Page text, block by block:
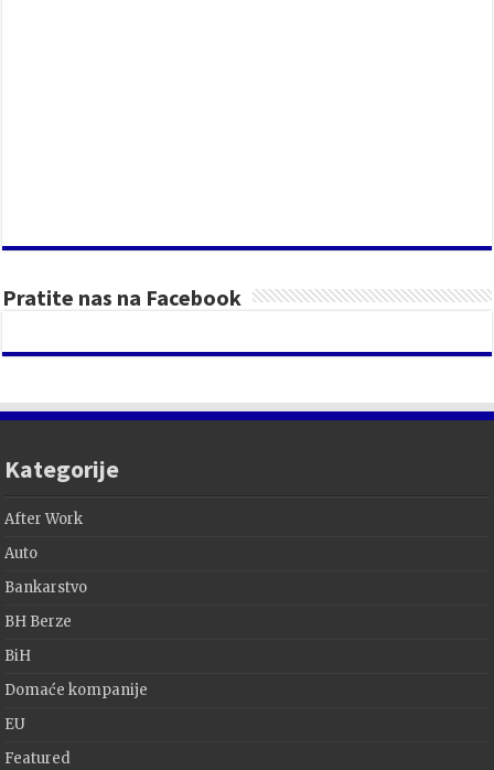
Pratite nas na Facebook
Kategorije
After Work
Auto
Bankarstvo
BH Berze
BiH
Domaće kompanije
EU
Featured